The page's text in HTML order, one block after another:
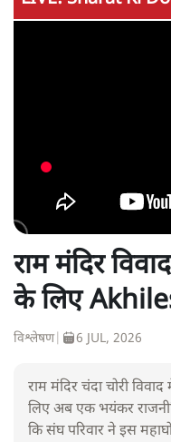
राम मंदिर
के लिए
विश्लेषण| 6 JUL, 2026
राम मंदिर चंदा चोरी
लिए अब एक भयंकर
कि संघ परिवार ने इस